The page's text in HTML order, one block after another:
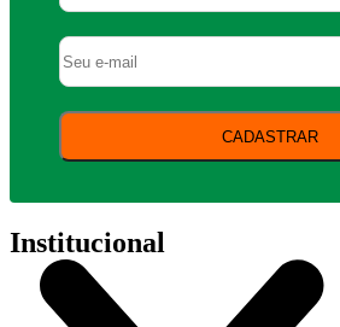
CADASTRAR
Institucional